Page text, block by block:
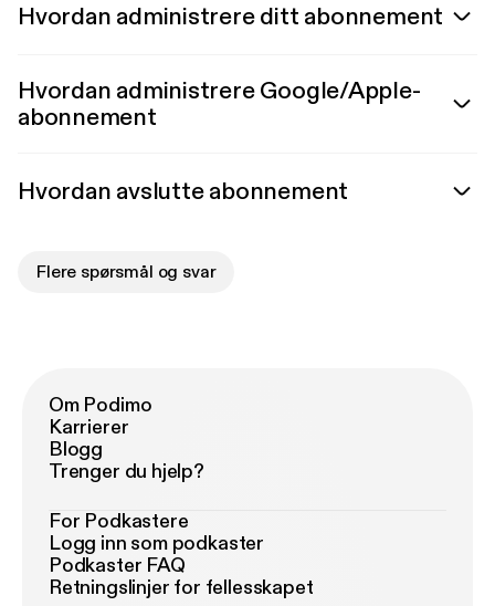
Hvordan administrere ditt abonnement
Hvordan administrere Google/Apple-
abonnement
Hvordan avslutte abonnement
Flere spørsmål og svar
Om Podimo
Karrierer
Blogg
Trenger du hjelp?
For Podkastere
Logg inn som podkaster
Podkaster FAQ
Retningslinjer for fellesskapet